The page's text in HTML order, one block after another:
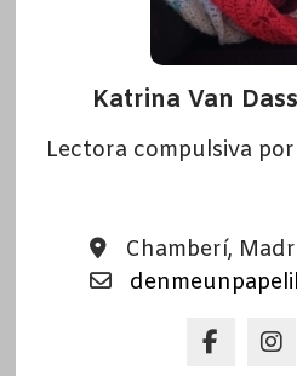
Katrina Van
Lectora compulsiva
Chamberí,